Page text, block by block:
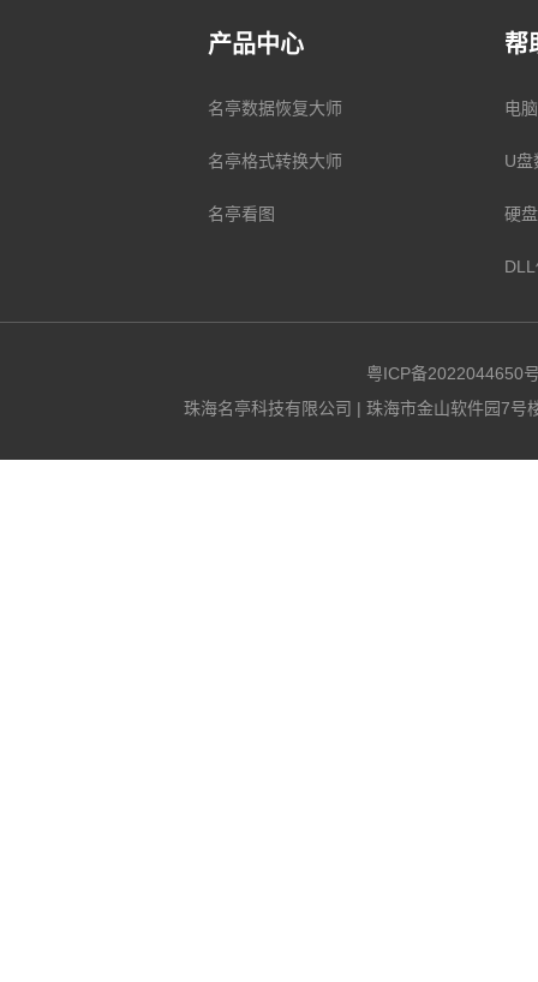
产品中心
名亭数据恢复大师
名亭格式转换大师
名亭看图
帮
电
U盘
硬
粤ICP备2022044650
珠海名亭科技有限公司 | 珠海市金山软件园7号